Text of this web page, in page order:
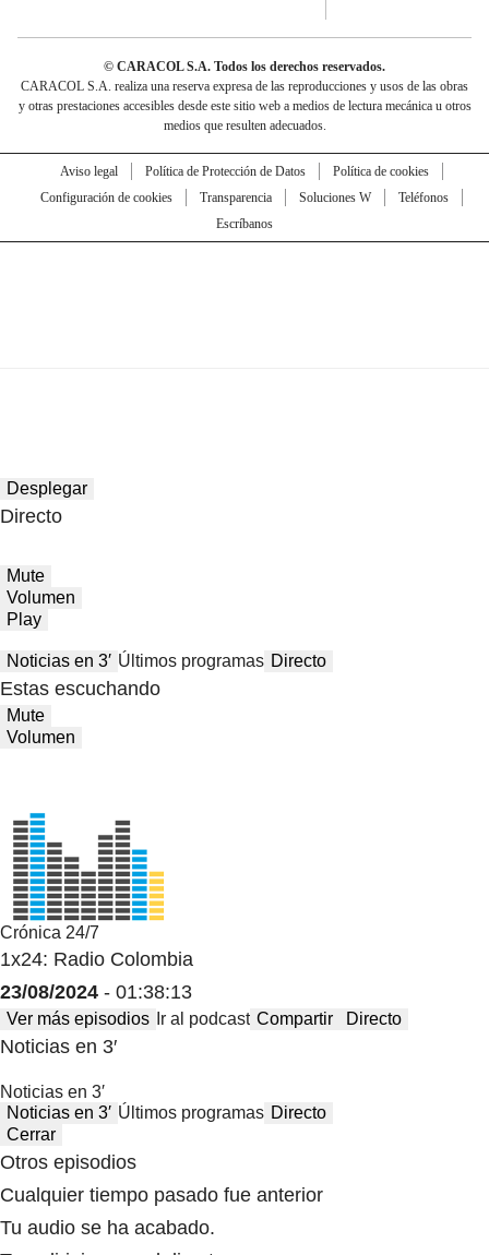
© CARACOL S.A. Todos los derechos reservados.
CARACOL S.A. realiza una reserva expresa de las reproducciones y usos de las obras
y otras prestaciones accesibles desde este sitio web a medios de lectura mecánica u otros
medios que resulten adecuados.
Aviso legal Política de Protección de Datos
Política de cookies
Configuración de cookies
Transparencia Soluciones W
Teléfonos
Escríbanos
Desplegar
Directo
Mute
Volumen
Play
Noticias en 3′ Últimos programas Directo
Estas escuchando
Mute
Volumen
Crónica 24/7
1x24: Radio Colombia
23/08/2024 - 01:38:13
Ver más episodios Ir al podcast Compartir Directo
Noticias en 3′
Noticias en 3′
Noticias en 3′ Últimos programas Directo
Cerrar
Otros episodios
Cualquier tiempo pasado fue anterior
Tu audio se ha acabado.